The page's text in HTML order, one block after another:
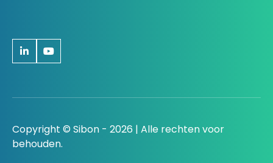
Copyright © Sibon - 2026 | Alle rechten voor
behouden.